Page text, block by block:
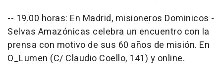
-- 19.00 horas: En Madrid, misioneros Dominicos -
Selvas Amazónicas celebra un encuentro con la
prensa con motivo de sus 60 años de misión. En
O_Lumen (C/ Claudio Coello, 141) y online.